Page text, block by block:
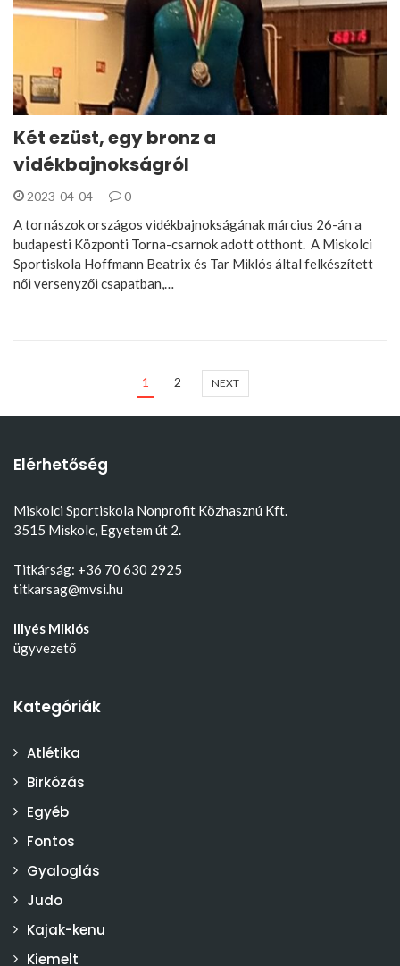
Két ezüst, egy bronz a
vidékbajnokságról
2023-04-04 0
A tornászok országos vidékbajnokságának március 26-án a
budapesti Központi Torna-csarnok adott otthont. A Miskolci
Sportiskola Hoffmann Beatrix és Tar Miklós által felkészített
női versenyzői csapatban,…
1 2 NEXT
Elérhetőség
Miskolci Sportiskola Nonprofit Közhasznú Kft.
3515 Miskolc, Egyetem út 2.
Titkárság: +36 70 630 2925
titkarsag@mvsi.hu
Illyés Miklós
ügyvezető
Kategóriák
Atlétika
Birkózás
Egyéb
Fontos
Gyaloglás
Judo
Kajak-kenu
Kiemelt